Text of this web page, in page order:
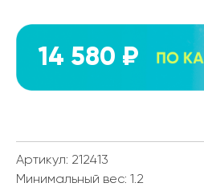
14 580 ₽
Артикул: 212413
Минимальный вес: 1.2